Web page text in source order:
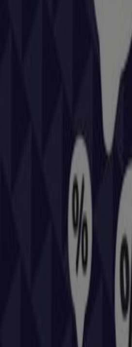
Bienvenido a la tienda de
podrás descubrir las mejores
de esta destacada
Coches, Motos y Recambios
.
encontrarás una amplia gama de
que te permitirán ahorrar durante
En Tiendeo te ofrecemos toda la
, como los horarios
exclusivas y la ubicación exacta de
. Además, tendrás
Repsol , donde
promociones más recientes y
descuentos en productos de
para tus compras en
No pierdas la oportunidad de
Carretera C-3141, 5
para
de compra completa. Te invitamos
promociones que tenemos para ti
mantenerte informado de las
. ¡Visítanos y empieza a
Más información de Repsol
Ver